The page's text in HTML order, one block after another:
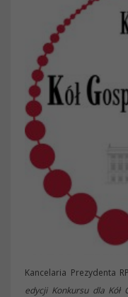
Kancelaria Prezydenta
edycji Konkursu dla Kół